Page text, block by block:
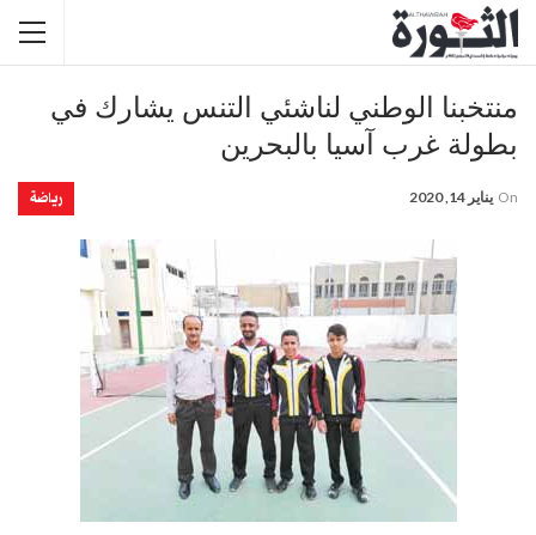
منتخبنا الوطني لناشئي التنس يشارك في
بطولة غرب آسيا بالبحرين
رياضة On يناير 14, 2020